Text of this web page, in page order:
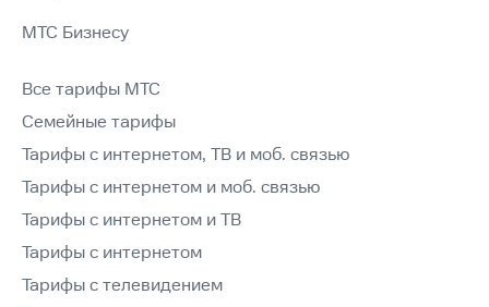
МТС Бизнесу
Все тарифы МТС
Семейные тарифы
Тарифы с интернетом, ТВ и моб. связью
Тарифы с интернетом и моб. связью
Тарифы с интернетом и ТВ
Тарифы с интернетом
Тарифы с телевидением